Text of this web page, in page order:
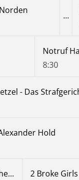
Notruf
8:30
- Das
Hold
Young Sheldon
2 Broke Girls